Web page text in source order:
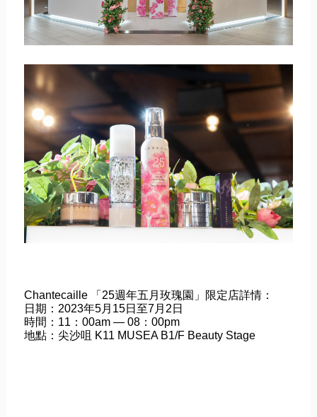
Chantecaille 「25週年五月玫瑰園」限定店詳情：
日期：2023年5月15日至7月2日
時間：11：00am — 08：00pm
地點：尖沙咀 K11 MUSEA B1/F Beauty Stage